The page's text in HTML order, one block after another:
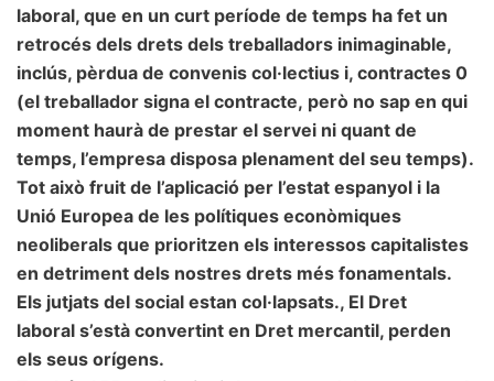
laboral, que en un curt període de temps ha fet un
retrocés dels drets dels treballadors inimaginable,
inclús, pèrdua de convenis col·lectius i, contractes 0
(el treballador signa el contracte, però no sap en qui
moment haurà de prestar el servei ni quant de
temps, l’empresa disposa plenament del seu temps).
Tot això fruit de l’aplicació per l’estat espanyol i la
Unió Europea de les polítiques econòmiques
neoliberals que prioritzen els interessos capitalistes
en detriment dels nostres drets més fonamentals.
Els jutjats del social estan col·lapsats., El Dret
laboral s’està convertint en Dret mercantil, perden
els seus orígens.